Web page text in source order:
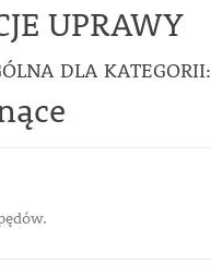
UPRAWY
DLA KATEGORII: